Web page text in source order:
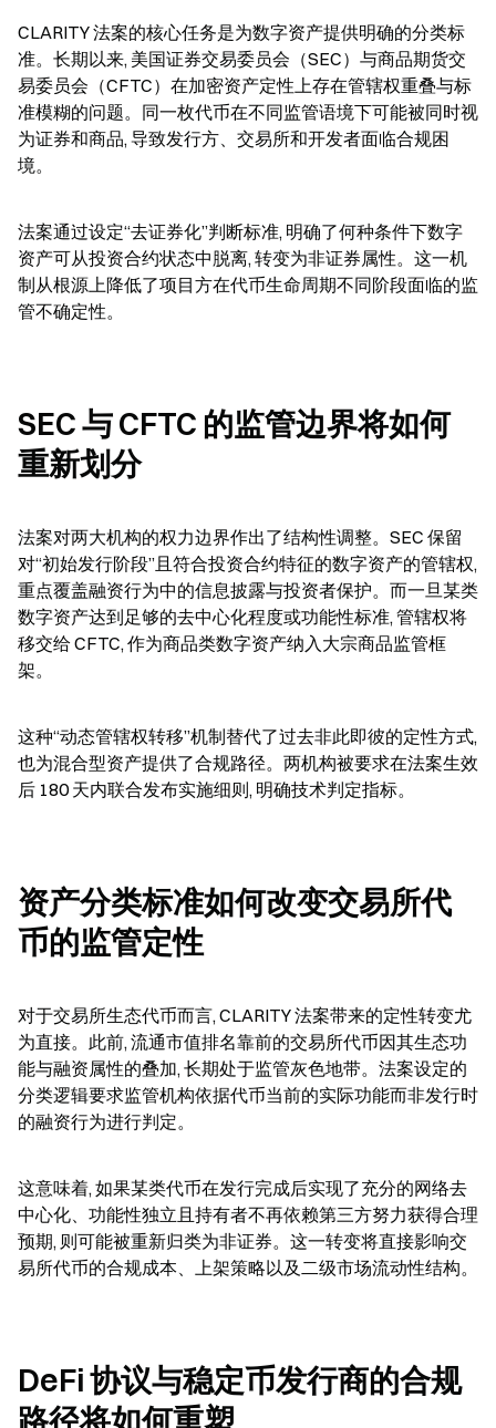
CLARITY 法案的核心任务是为数字资产提供明确的分类标
准。长期以来, 美国证券交易委员会（SEC）与商品期货交
易委员会（CFTC）在加密资产定性上存在管辖权重叠与标
准模糊的问题。同一枚代币在不同监管语境下可能被同时视
为证券和商品, 导致发行方、交易所和开发者面临合规困
境。
法案通过设定“去证券化”判断标准, 明确了何种条件下数字
资产可从投资合约状态中脱离, 转变为非证券属性。这一机
制从根源上降低了项目方在代币生命周期不同阶段面临的监
管不确定性。
SEC 与 CFTC 的监管边界将如何
重新划分
法案对两大机构的权力边界作出了结构性调整。SEC 保留
对“初始发行阶段”且符合投资合约特征的数字资产的管辖权,
重点覆盖融资行为中的信息披露与投资者保护。而一旦某类
数字资产达到足够的去中心化程度或功能性标准, 管辖权将
移交给 CFTC, 作为商品类数字资产纳入大宗商品监管框
架。
这种“动态管辖权转移”机制替代了过去非此即彼的定性方式,
也为混合型资产提供了合规路径。两机构被要求在法案生效
后 180 天内联合发布实施细则, 明确技术判定指标。
资产分类标准如何改变交易所代
币的监管定性
对于交易所生态代币而言, CLARITY 法案带来的定性转变尤
为直接。此前, 流通市值排名靠前的交易所代币因其生态功
能与融资属性的叠加, 长期处于监管灰色地带。法案设定的
分类逻辑要求监管机构依据代币当前的实际功能而非发行时
的融资行为进行判定。
这意味着, 如果某类代币在发行完成后实现了充分的网络去
中心化、功能性独立且持有者不再依赖第三方努力获得合理
预期, 则可能被重新归类为非证券。这一转变将直接影响交
易所代币的合规成本、上架策略以及二级市场流动性结构。
DeFi 协议与稳定币发行商的合规
路径将如何重塑